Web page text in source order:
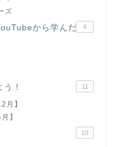
ズ
から学んだ 4
！ 11
月】
】
10